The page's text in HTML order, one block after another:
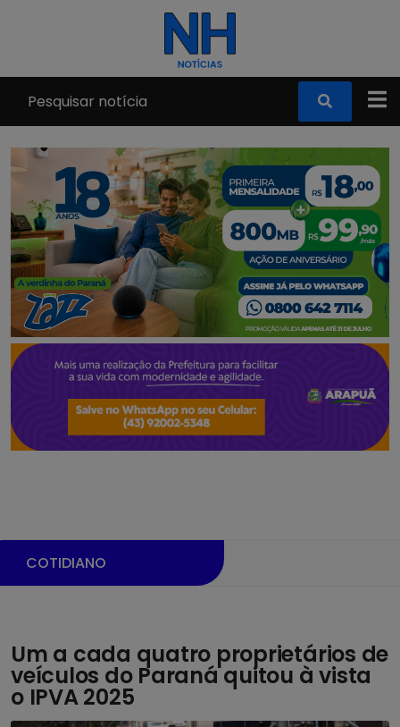
COTIDIANO
Um a cada quatro proprietários de
veículos do Paraná quitou à vista
o IPVA 2025